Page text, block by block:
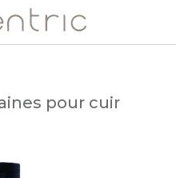
pour cuir